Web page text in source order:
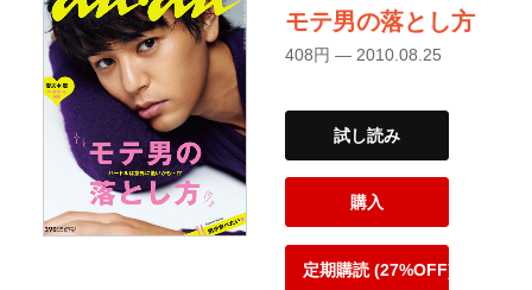
モテ男の落とし方
408円 — 2010.08.25
試し読み
購入
定期購読 (27%OFF)